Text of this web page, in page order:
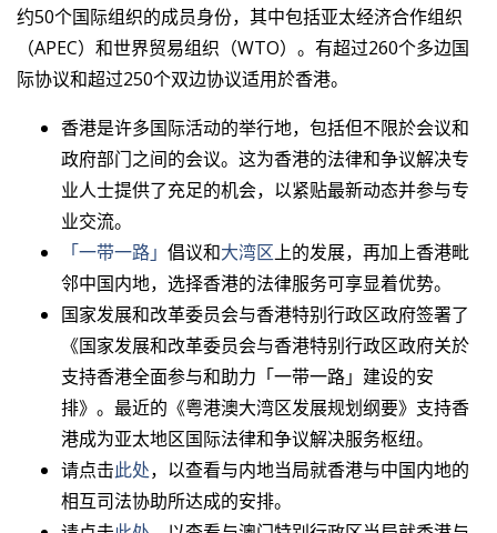
约50个国际组织的成员身份，其中包括亚太经济合作组织
（APEC）和世界贸易组织（WTO）。有超过260个多边国
际协议和超过250个双边协议适用於香港。
香港是许多国际活动的举行地，包括但不限於会议和
政府部门之间的会议。这为香港的法律和争议解决专
业人士提供了充足的机会，以紧贴最新动态并参与专
业交流。
「一带一路」 倡议和大湾区上的发展，再加上香港毗
邻中国内地，选择香港的法律服务可享显着优势。
国家发展和改革委员会与香港特别行政区政府签署了
《国家发展和改革委员会与香港特别行政区政府关於
支持香港全面参与和助力「一带一路」建设的安
排》。最近的《粤港澳大湾区发展规划纲要》支持香
港成为亚太地区国际法律和争议解决服务枢纽。
请点击此处，以查看与内地当局就香港与中国内地的
相互司法协助所达成的安排。